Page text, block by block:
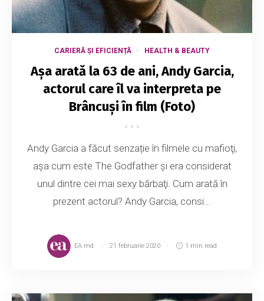
CARIERĂ ȘI EFICIENȚĂ HEALTH & BEAUTY
Așa arată la 63 de ani, Andy Garcia,
actorul care îl va interpreta pe
Brâncuși în film (Foto)
Andy Garcia a făcut senzație în filmele cu mafioţi,
așa cum este The Godfather şi era considerat
unul dintre cei mai sexy bărbaţi. Cum arată în
prezent actorul? Andy Garcia, consi...
EA.md 21 februarie 2020 1 min read